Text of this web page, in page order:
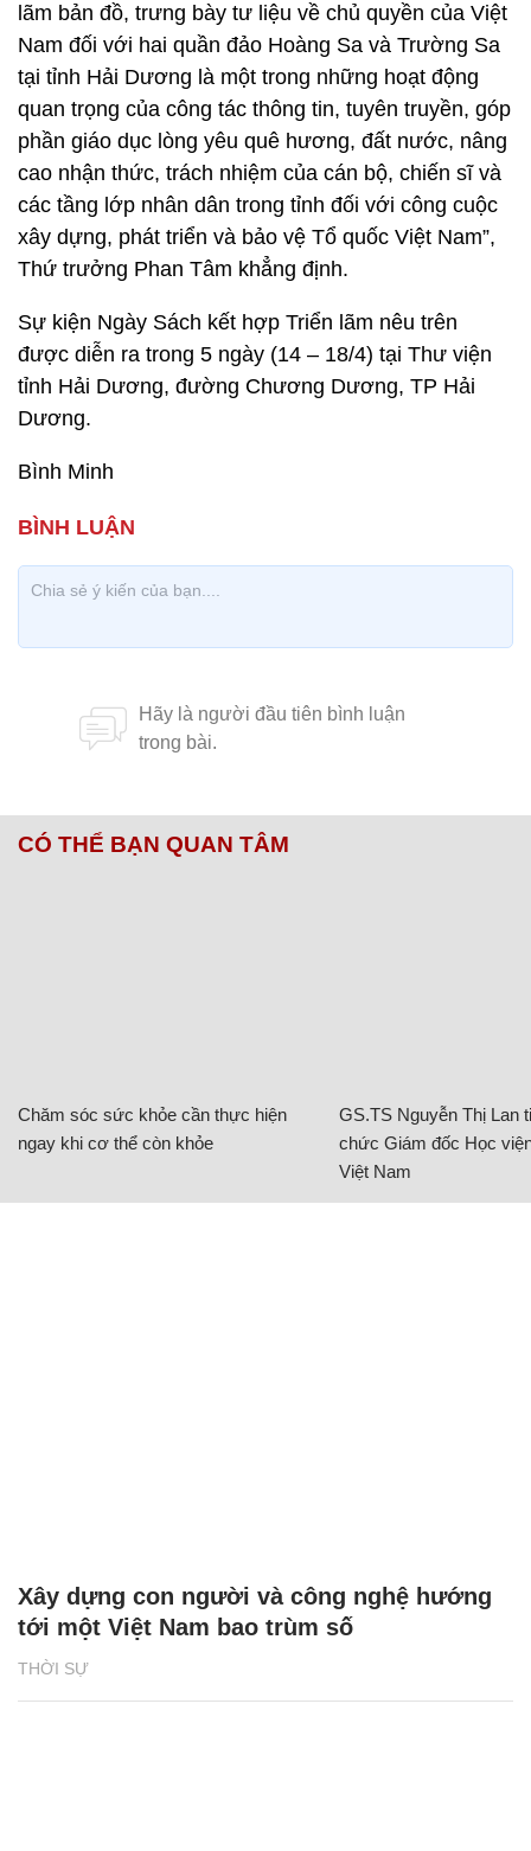
lãm bản đồ, trưng bày tư liệu về chủ quyền của Việt
Nam đối với hai quần đảo Hoàng Sa và Trường Sa
tại tỉnh Hải Dương là một trong những hoạt động
quan trọng của công tác thông tin, tuyên truyền, góp
phần giáo dục lòng yêu quê hương, đất nước, nâng
cao nhận thức, trách nhiệm của cán bộ, chiến sĩ và
các tầng lớp nhân dân trong tỉnh đối với công cuộc
xây dựng, phát triển và bảo vệ Tổ quốc Việt Nam”,
Thứ trưởng Phan Tâm khẳng định.
Sự kiện Ngày Sách kết hợp Triển lãm nêu trên
được diễn ra trong 5 ngày (14 – 18/4) tại Thư viện
tỉnh Hải Dương, đường Chương Dương, TP Hải
Dương.
Bình Minh
CÓ THỂ BẠN QUAN TÂM
Chăm sóc sức khỏe cần thực hiện
ngay khi cơ thể còn khỏe
GS.TS Nguyễn Thị Lan
chức Giám đốc Học
Việt Nam
THỜI SỰ
Xây dựng con người và công nghệ hướng
tới một Việt Nam bao trùm số